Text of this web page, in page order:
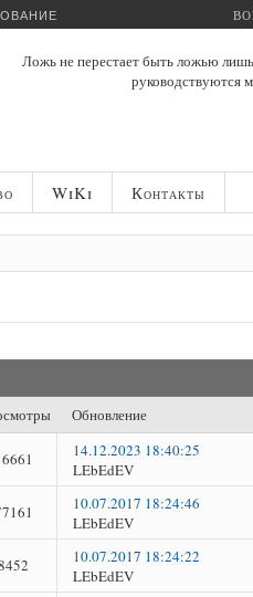
Ложь не перестает быть ложью
руководствуются
WiKi Контакты
Обновление
14.12.2023 18:40:25
LEbEdEV
10.07.2017 18:24:46
LEbEdEV
10.07.2017 18:24:22
LEbEdEV